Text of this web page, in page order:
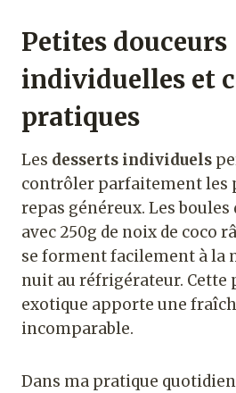
Petites douceurs
individuelles et
pratiques
Les desserts individuels
contrôler parfaitement les
repas généreux. Les boules
avec 250g de noix de coco
se forment facilement à la
nuit au réfrigérateur. Cette
exotique apporte une
incomparable.
Dans ma pratique